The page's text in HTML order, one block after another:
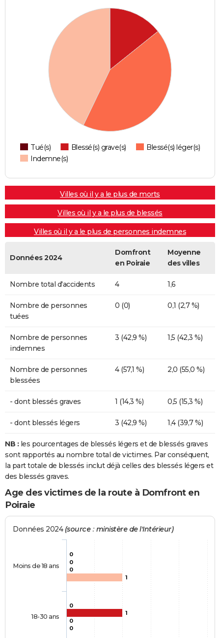
Tué(s) Blessé(s) grave(s)
Blessé(s) léger(s)
Indemne(s)
Villes où il y a le plus de morts
Villes où il y a le plus de blessés
Villes où il y a le plus de personnes indemnes
Données 2024
Domfront
en Poiraie
Moyenne
des villes
Nombre total d'accidents 4 1,6
Nombre de personnes
tuées
0 (0) 0,1 (2,7 %)
Nombre de personnes
indemnes
3 (42,9 %) 1,5 (42,3 %)
Nombre de personnes
blessées
4 (57,1 %) 2,0 (55,0 %)
- dont blessés graves 1 (14,3 %) 0,5 (15,3 %)
- dont blessés légers 3 (42,9 %) 1,4 (39,7 %)
NB : les pourcentages de blessés légers et de blessés graves
sont rapportés au nombre total de victimes. Par conséquent,
la part totale de blessés inclut déjà celles des blessés légers et
des blessés graves.
Age des victimes de la route à Domfront en
Poiraie
Données 2024 (source : ministère de l'Intérieur)
0
0
0
1
0
0
1
0
Moins de 18 ans
18-30 ans